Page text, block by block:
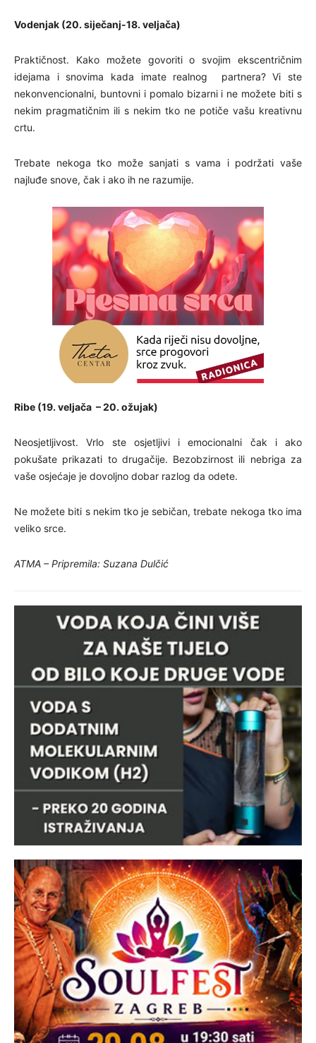
Vodenjak (20. siječanj-18. veljača)
Praktičnost. Kako možete govoriti o svojim ekscentričnim
idejama i snovima kada imate realnog partnera? Vi ste
nekonvencionalni, buntovni i pomalo bizarni i ne možete biti s
nekim pragmatičnim ili s nekim tko ne potiče vašu kreativnu
crtu.
Trebate nekoga tko može sanjati s vama i podržati vaše
najluđe snove, čak i ako ih ne razumije.
Ribe (19. veljača – 20. ožujak)
Neosjetljivost. Vrlo ste osjetljivi i emocionalni čak i ako
pokušate prikazati to drugačije. Bezobzirnost ili nebriga za
vaše osjećaje je dovoljno dobar razlog da odete.
Ne možete biti s nekim tko je sebičan, trebate nekoga tko ima
veliko srce.
ATMA – Pripremila: Suzana Dulčić